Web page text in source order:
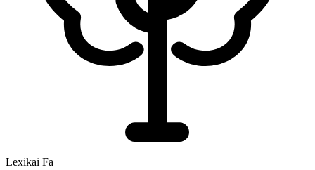
Lexikai Fa